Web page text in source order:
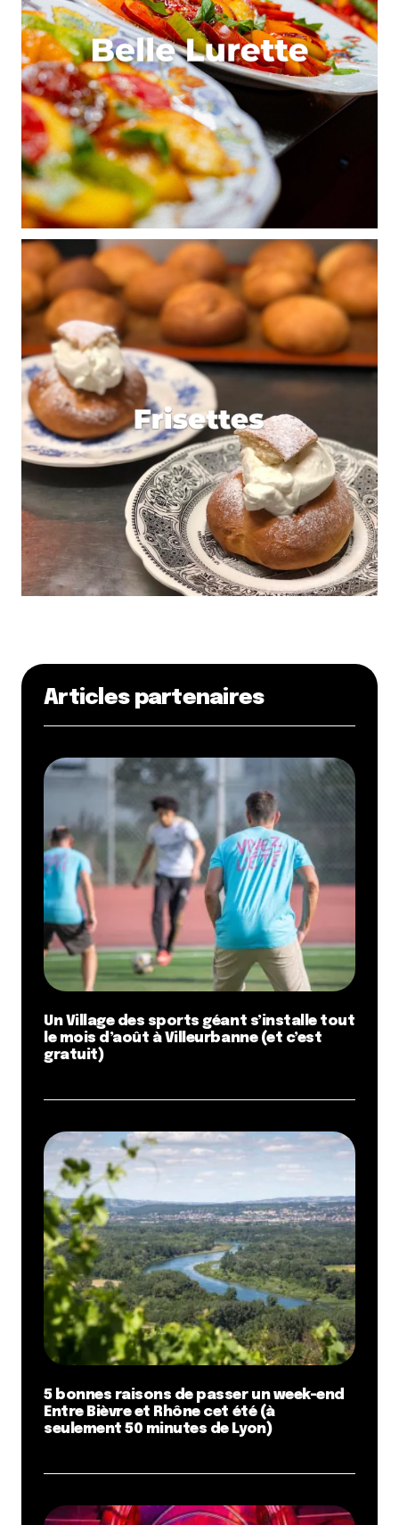
Articles partenaires
Un Village des sports géant s’installe tout
le mois d’août à Villeurbanne (et c’est
gratuit)
5 bonnes raisons de passer un week-end
Entre Bièvre et Rhône cet été (à
seulement 50 minutes de Lyon)